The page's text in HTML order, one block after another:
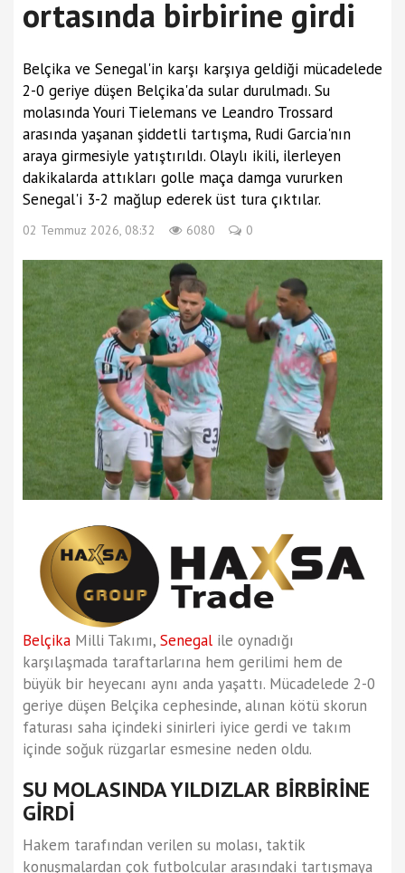
ortasında birbirine girdi
Belçika ve Senegal'in karşı karşıya geldiği mücadelede
2-0 geriye düşen Belçika'da sular durulmadı. Su
molasında Youri Tielemans ve Leandro Trossard
arasında yaşanan şiddetli tartışma, Rudi Garcia'nın
araya girmesiyle yatıştırıldı. Olaylı ikili, ilerleyen
dakikalarda attıkları golle maça damga vururken
Senegal'i 3-2 mağlup ederek üst tura çıktılar.
02 Temmuz 2026, 08:32 6080 0
Belçika Milli Takımı, Senegal ile oynadığı
karşılaşmada taraftarlarına hem gerilimi hem de
büyük bir heyecanı aynı anda yaşattı. Mücadelede 2-0
geriye düşen Belçika cephesinde, alınan kötü skorun
faturası saha içindeki sinirleri iyice gerdi ve takım
içinde soğuk rüzgarlar esmesine neden oldu.
SU MOLASINDA YILDIZLAR BİRBİRİNE
GİRDİ
Hakem tarafından verilen su molası, taktik
konuşmalardan çok futbolcular arasındaki tartışmaya